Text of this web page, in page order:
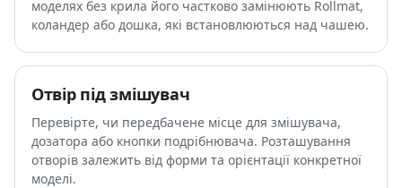
моделях без крила його частково замінюють Rollmat,
коландер або дошка, які встановлюються над чашею.
Отвір під змішувач
Перевірте, чи передбачене місце для змішувача,
дозатора або кнопки подрібнювача. Розташування
отворів залежить від форми та орієнтації конкретної
моделі.